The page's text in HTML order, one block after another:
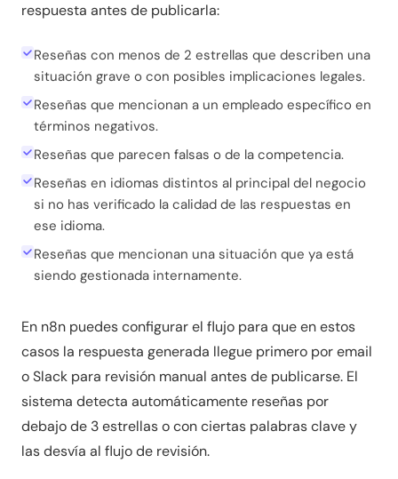
respuesta antes de publicarla:
Reseñas con menos de 2 estrellas que describen una
situación grave o con posibles implicaciones legales.
Reseñas que mencionan a un empleado específico en
términos negativos.
Reseñas que parecen falsas o de la competencia.
Reseñas en idiomas distintos al principal del negocio
si no has verificado la calidad de las respuestas en
ese idioma.
Reseñas que mencionan una situación que ya está
siendo gestionada internamente.
En n8n puedes configurar el flujo para que en estos
casos la respuesta generada llegue primero por email
o Slack para revisión manual antes de publicarse. El
sistema detecta automáticamente reseñas por
debajo de 3 estrellas o con ciertas palabras clave y
las desvía al flujo de revisión.